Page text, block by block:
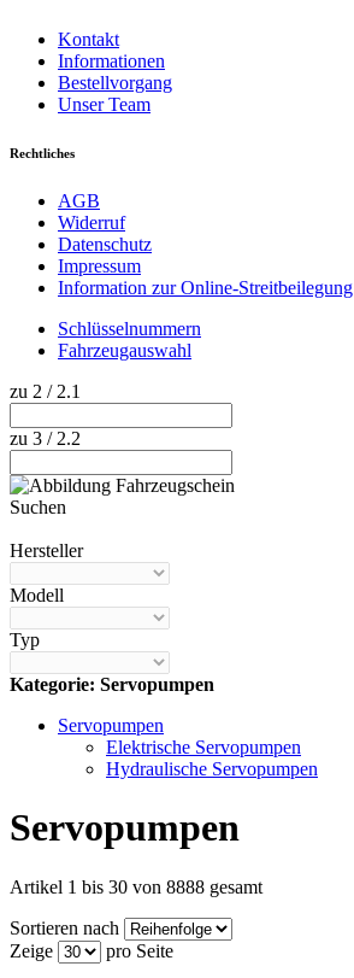
Kontakt
Informationen
Bestellvorgang
Unser Team
Rechtliches
AGB
Widerruf
Datenschutz
Impressum
Information zur Online-Streitbeilegung
Schlüsselnummern
Fahrzeugauswahl
zu 2 / 2.1
zu 3 / 2.2
Suchen
Hersteller
Modell
Typ
Kategorie: Servopumpen
Servopumpen
Elektrische Servopumpen
Hydraulische Servopumpen
Servopumpen
Artikel 1 bis 30 von 8888 gesamt
Sortieren nach
Zeige
pro Seite